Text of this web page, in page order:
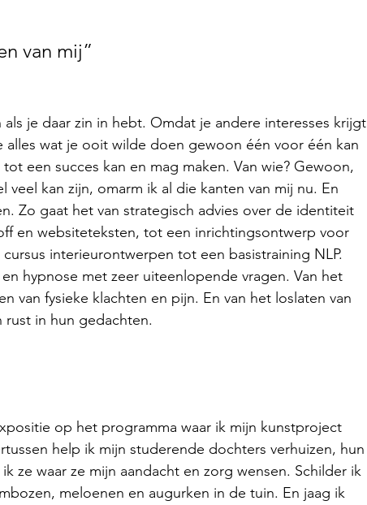
van mij”
je daar zin in hebt. Omdat je andere interesses krijgt
wat je ooit wilde doen gewoon één voor één kan
een succes kan en mag maken. Van wie? Gewoon,
veel kan zijn, omarm ik al die kanten van mij nu. En
Zo gaat het van strategisch advies over de identiteit
en websiteteksten, tot een inrichtingsontwerp voor
interieurontwerpen tot een basistraining NLP.
hypnose met zeer uiteenlopende vragen. Van het
van fysieke klachten en pijn. En van het loslaten van
in hun gedachten.
op het programma waar ik mijn kunstproject
help ik mijn studerende dochters verhuizen, hun
ze waar ze mijn aandacht en zorg wensen. Schilder ik
meloenen en augurken in de tuin. En jaag ik